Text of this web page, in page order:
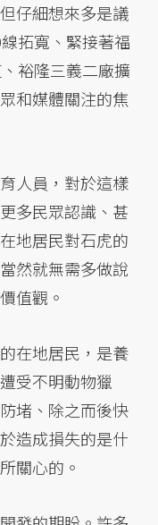
仔細想來多是議
拓寬、緊接著福
裕隆三義二廠擴
和媒體關注的焦
人員，對於這樣
多民眾認識、甚
地居民對石虎的
然就無需多做說
值觀。
在地居民，是養
受不明動物獵
堵、除之而後快
造成損失的是什
關心的。